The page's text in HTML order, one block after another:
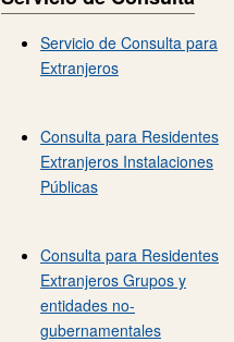
Servicio de Consulta para
Extranjeros
Consulta para Residentes
Extranjeros Instalaciones
Públicas
Consulta para Residentes
Extranjeros Grupos y
entidades no-
gubernamentales